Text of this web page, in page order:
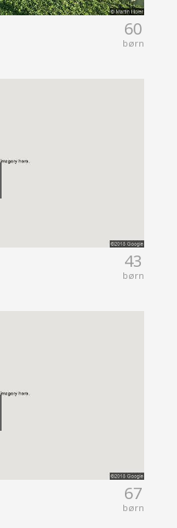
60
børn
43
børn
67
børn